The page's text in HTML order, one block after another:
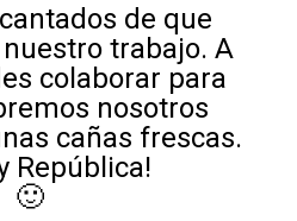
de que
trabajo. A
colaborar para
nosotros
cañas frescas.
República!
🙂